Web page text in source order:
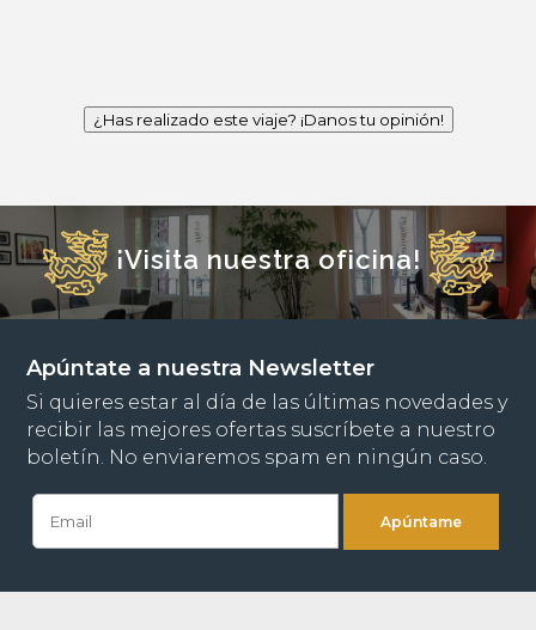
¿Has realizado este viaje? ¡Danos tu opinión!
¡Visita nuestra oficina!
Apúntate a nuestra Newsletter
Si quieres estar al día de las últimas novedades y
recibir las mejores ofertas suscríbete a nuestro
boletín. No enviaremos spam en ningún caso.